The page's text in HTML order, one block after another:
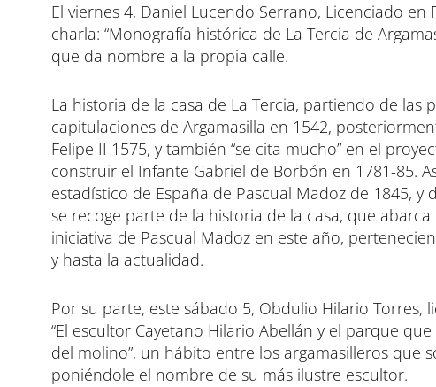
El viernes 4, Daniel Lucendo Serrano, Licenciado
charla: “Monografía histórica de La Tercia de
que da nombre a la propia calle.
La historia de la casa de La Tercia, partiendo de
capitulaciones de Argamasilla en 1542,
Felipe II 1575, y también “se cita mucho” en el
construir el Infante Gabriel de Borbón en 1781-85.
estadístico de España de Pascual Madoz de 1845,
se recoge parte de la historia de la casa, que
iniciativa de Pascual Madoz en este año,
y hasta la actualidad.
Por su parte, este sábado 5, Obdulio Hilario Torres,
“El escultor Cayetano Hilario Abellán y el parque
del molino”, un hábito entre los argamasilleros que
poniéndole el nombre de su más ilustre escultor.